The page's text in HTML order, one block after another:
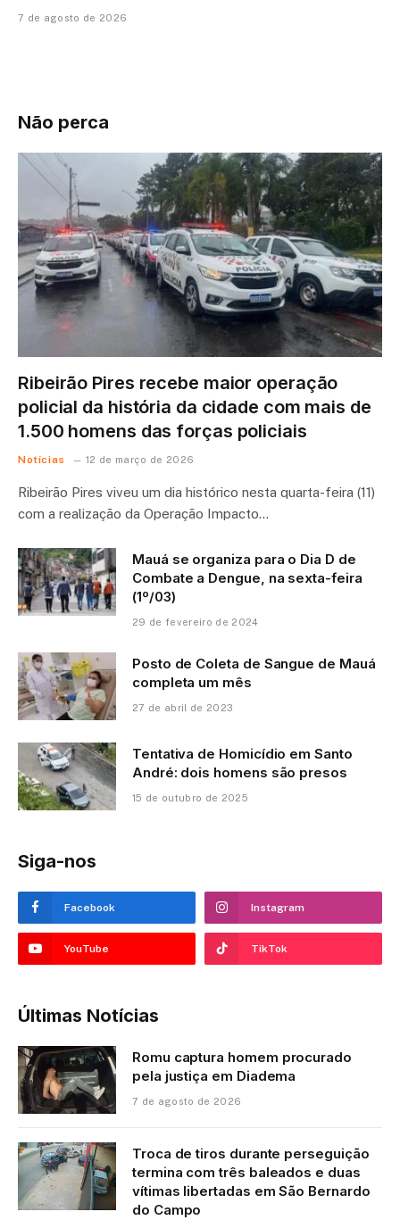
7 de agosto de 2026
Não perca
Ribeirão Pires recebe maior operação
policial da história da cidade com mais de
1.500 homens das forças policiais
Notícias 12 de março de 2026
Ribeirão Pires viveu um dia histórico nesta quarta-feira (11)
com a realização da Operação Impacto…
Mauá se organiza para o Dia D de
Combate a Dengue, na sexta-feira
(1º/03)
29 de fevereiro de 2024
Posto de Coleta de Sangue de Mauá
completa um mês
27 de abril de 2023
Tentativa de Homicídio em Santo
André: dois homens são presos
15 de outubro de 2025
Siga-nos
Facebook Instagram
YouTube TikTok
Últimas Notícias
Romu captura homem procurado
pela justiça em Diadema
7 de agosto de 2026
Troca de tiros durante perseguição
termina com três baleados e duas
vítimas libertadas em São Bernardo
do Campo